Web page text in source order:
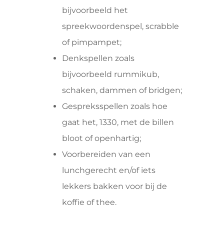
bijvoorbeeld het
spreekwoordenspel, scrabble
of pimpampet;
Denkspellen zoals
bijvoorbeeld rummikub,
schaken, dammen of bridgen;
Gespreksspellen zoals hoe
gaat het, 1330, met de billen
bloot of openhartig;
Voorbereiden van een
lunchgerecht en/of iets
lekkers bakken voor bij de
koffie of thee.